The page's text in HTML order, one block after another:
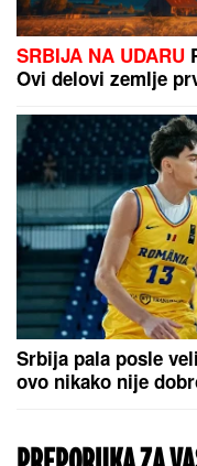
SRBIJA NA UDARU
Ovi delovi zemlje
Srbija pala posle
ovo nikako nije